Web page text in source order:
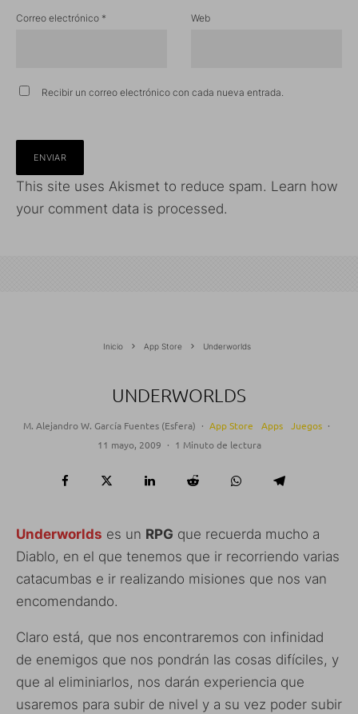
Correo electrónico * Web
Recibir un correo electrónico con cada nueva entrada.
This site uses Akismet to reduce spam. Learn how
your comment data is processed.
Inicio App Store Underworlds
UNDERWORLDS
M. Alejandro W. García Fuentes (Esfera) · App Store Apps Juegos ·
11 mayo, 2009 · 1 Minuto de lectura
Underworlds es un RPG que recuerda mucho a
Diablo, en el que tenemos que ir recorriendo varias
catacumbas e ir realizando misiones que nos van
encomendando.
Claro está, que nos encontraremos con infinidad
de enemigos que nos pondrán las cosas difíciles, y
que al eliminiarlos, nos darán experiencia que
usaremos para subir de nivel y a su vez poder subir